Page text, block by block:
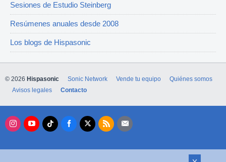
Sesiones de Estudio Steinberg
Resúmenes anuales desde 2008
Los blogs de Hispasonic
© 2026 Hispasonic Sonic Network Vende tu equipo
Quiénes somos
Avisos legales
Contacto